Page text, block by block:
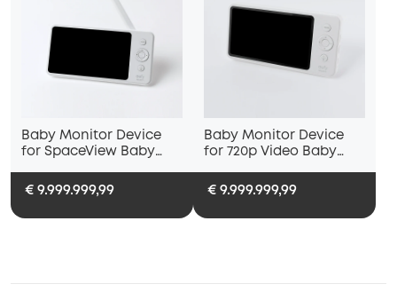
Baby Monitor Device
for SpaceView Baby
€ 9.999.999,99
Baby Monitor Device
for 720p Video Baby
€ 9.999.999,99